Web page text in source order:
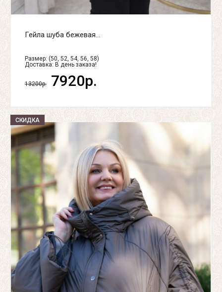
Гейла шуба бежевая...
Размер: (50, 52, 54, 56, 58)
Доставка: В день заказа!
13200р. 7920р.
СКИДКА